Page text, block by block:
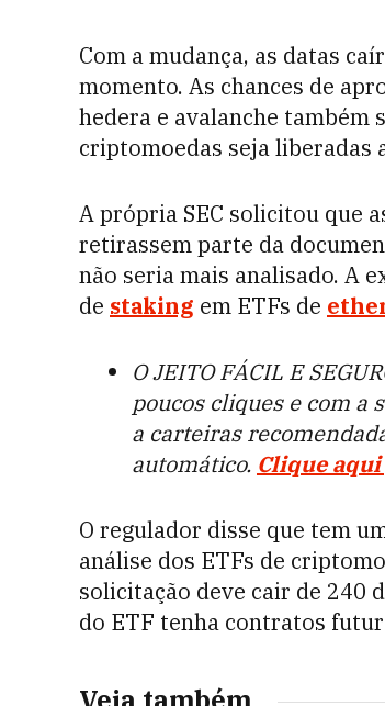
Com a mudança, as datas
momento. As chances de
hedera e avalanche também
criptomoedas seja liberadas
A própria SEC solicitou que
retirassem parte da
não seria mais analisado. A
de staking em ETFs de
O JEITO FÁCIL E
poucos cliques e com a
a carteiras
automático. Clique
O regulador disse que tem
análise dos ETFs de
solicitação deve cair de 240
do ETF tenha contratos